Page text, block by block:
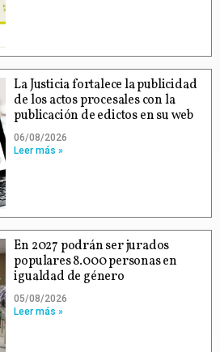
La Justicia fortalece la publicidad
de los actos procesales con la
publicación de edictos en su web
06/08/2026
Leer más »
En 2027 podrán ser jurados
populares 8.000 personas en
igualdad de género
05/08/2026
Leer más »